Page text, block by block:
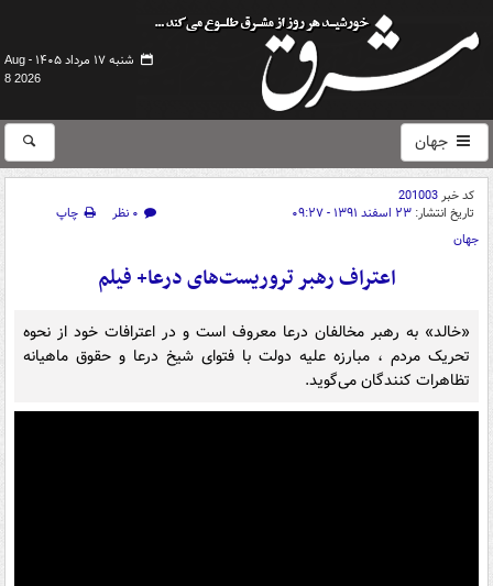
شنبه ۱۷ مرداد ۱۴۰۵ -
Aug
8 2026
جهان
کد خبر201003
تاریخ انتشار: ۲۳ اسفند ۱۳۹۱ - ۰۹:۲۷ ۰ نظر
چاپ
جهان
اعتراف رهبر تروریست‌های درعا+ فیلم
«خالد» به رهبر مخالفان درعا معروف است و در اعترافات خود از نحوه
تحریک مردم ، مبارزه علیه دولت با فتوای شیخ درعا و حقوق ماهیانه
تظاهرات کنندگان می‌گوید.